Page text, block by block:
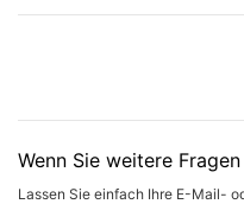
Wenn Sie weitere
Lassen Sie einfach Ihre E-Mail-